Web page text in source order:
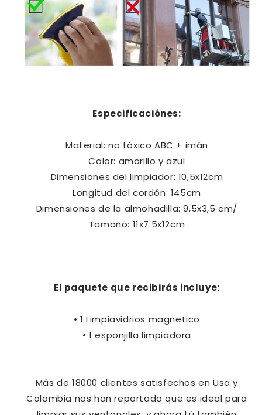
Especificaciónes:
Material: no tóxico ABC + imán
Color: amarillo y azul
Dimensiones del limpiador: 10,5x12cm
Longitud del cordón: 145cm
Dimensiones de la almohadilla: 9,5x3,5 cm/
Tamaño: 11x7.5x12cm
El paquete que recibirás incluye:
• 1 Limpiavidrios magnetico
• 1 esponjilla limpiadora
Más de 18000 clientes satisfechos en Usa y
Colombia nos han reportado que es ideal para